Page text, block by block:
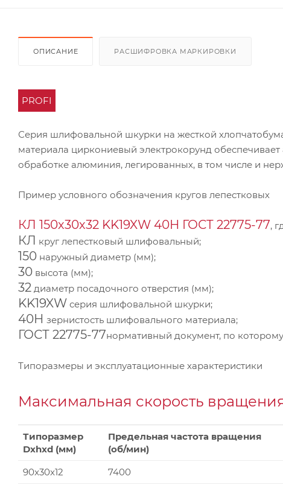
ОПИСАНИЕ РАСШИФРОВКА МАРКИРОВКИ
PROFI
Серия шлифовальной шкурки на жесткой
материала циркониевый электрокорунд
обработке алюминия, легированных, в том числе и
Пример условного обозначения кругов лепестковых
КЛ 150х30х32 KK19XW 40Н ГОСТ 22775-77,
КЛ круг лепестковый шлифовальный;
150 наружный диаметр (мм);
30 высота (мм);
32 диаметр посадочного отверстия (мм);
KK19XW серия шлифовальной шкурки;
40Н зернистость шлифовального материала;
ГОСТ 22775-77нормативный документ, по
Типоразмеры и эксплуатационные характеристики
Максимальная скорость
Типоразмер
Dxhxd (мм)
Предельная частота вращения
(об/мин)
90x30x12
7400